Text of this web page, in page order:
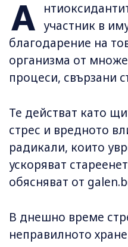
А участник в
благодарение на
организма от
процеси, свързани
Те действат като
стрес и вредното
радикали, които
ускоряват
обясняват от
В днешно време
неправилното